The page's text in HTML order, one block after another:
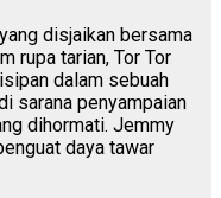
disjaikan bersama
rupa tarian, Tor Tor
dalam sebuah
sarana penyampaian
dihormati. Jemmy
daya tawar